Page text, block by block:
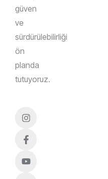
güven
ve
sürdürülebilirliği
ön
planda
tutuyoruz.